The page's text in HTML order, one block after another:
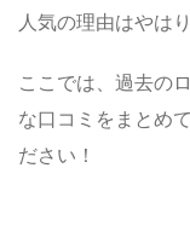
人気の理由はやは
ここでは、過去の
な口コミをまとめ
ださい！